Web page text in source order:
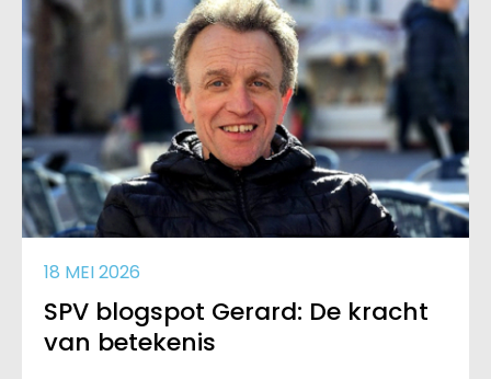
18 MEI 2026
SPV blogspot Gerard: De kracht
van betekenis